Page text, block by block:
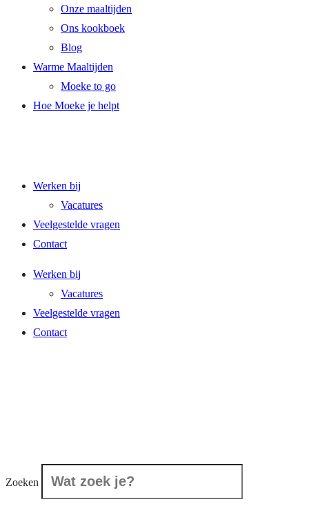
Onze maaltijden
Ons kookboek
Blog
Warme Maaltijden
Moeke to go
Hoe Moeke je helpt
Werken bij
Vacatures
Veelgestelde vragen
Contact
Werken bij
Vacatures
Veelgestelde vragen
Contact
Zoeken